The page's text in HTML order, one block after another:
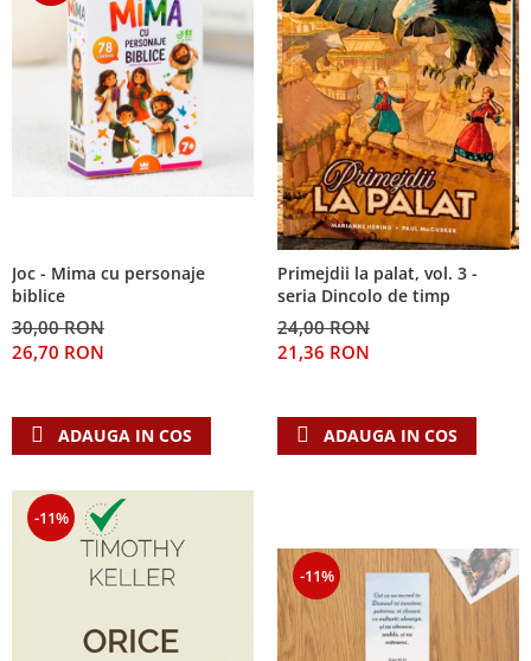
Joc - Mima cu personaje
biblice
30,00 RON
26,70 RON
ADAUGA IN COS
Primejdii la palat, vol. 3 -
seria Dincolo de timp
24,00 RON
21,36 RON
ADAUGA IN COS
-11%
-11%